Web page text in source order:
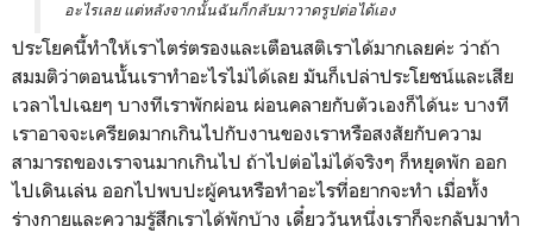
อะไรเลย แต่หลังจากนั้นฉันก็กลับมาวาดรูปต่อได้เอง
ประโยคนี้ทำให้เราไตร่ตรองและเตือนสติเราได้มากเลยค่ะ ว่าถ้า
สมมติว่าตอนนั้นเราทำอะไรไม่ได้เลย มันก็เปล่าประโยชน์และเสีย
เวลาไปเฉยๆ บางทีเราพักผ่อน ผ่อนคลายกับตัวเองก็ได้นะ บางที
เราอาจจะเครียดมากเกินไปกับงานของเราหรือสงสัยกับความ
สามารถของเราจนมากเกินไป ถ้าไปต่อไม่ได้จริงๆ ก็หยุดพัก ออก
ไปเดินเล่น ออกไปพบปะผู้คนหรือทำอะไรที่อยากจะทำ เมื่อทั้ง
ร่างกายและความรู้สึกเราได้พักบ้าง เดี๋ยววันหนึ่งเราก็จะกลับมาทำ